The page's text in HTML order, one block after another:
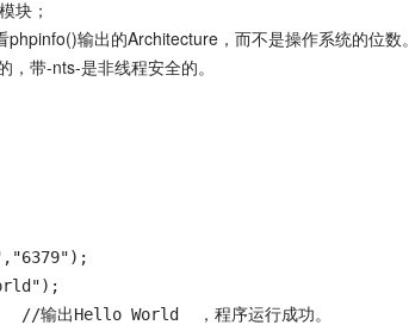
块；
输出的Architecture，而不是操作系统的位数。
带-nts-是非线程安全的。
出Hello World  ，程序运行成功。